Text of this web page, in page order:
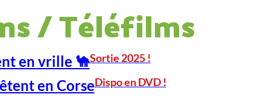
/ Téléfilms
en vrille 🐪Sortie 2025 !
en CorseDispo en DVD !